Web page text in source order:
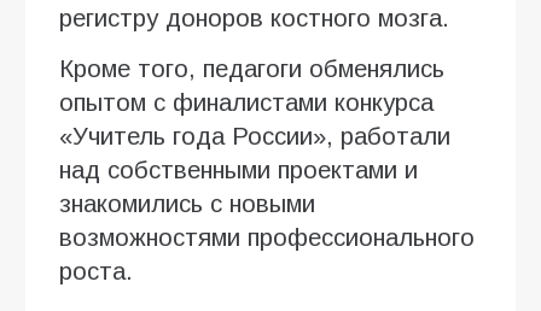
регистру доноров костного мозга.
Кроме того, педагоги обменялись
опытом с финалистами конкурса
«Учитель года России», работали
над собственными проектами и
знакомились с новыми
возможностями профессионального
роста.